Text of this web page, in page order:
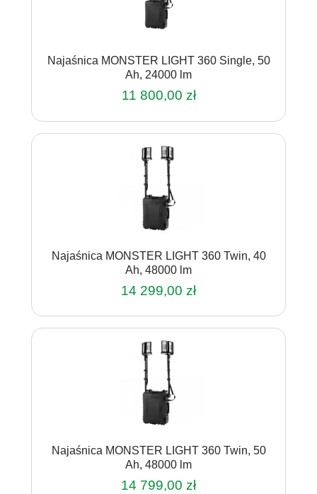
Najaśnica MONSTER LIGHT 360 Single, 50
Ah, 24000 lm
11 800,00 zł
Najaśnica MONSTER LIGHT 360 Twin, 40
Ah, 48000 lm
14 299,00 zł
Najaśnica MONSTER LIGHT 360 Twin, 50
Ah, 48000 lm
14 799,00 zł